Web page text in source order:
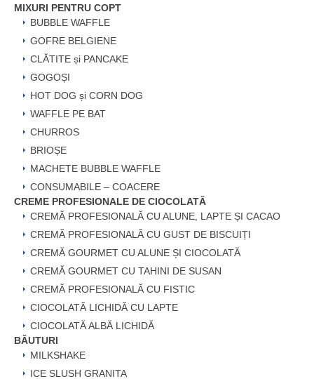
MIXURI PENTRU COPT
BUBBLE WAFFLE
GOFRE BELGIENE
CLĂTITE și PANCAKE
GOGOȘI
HOT DOG și CORN DOG
WAFFLE PE BAT
CHURROS
BRIOȘE
MACHETE BUBBLE WAFFLE
CONSUMABILE – COACERE
CREME PROFESIONALE DE CIOCOLATĂ
CREMĂ PROFESIONALĂ CU ALUNE, LAPTE ȘI CACAO
CREMĂ PROFESIONALĂ CU GUST DE BISCUIȚI
CREMĂ GOURMET CU ALUNE ȘI CIOCOLATĂ
CREMĂ GOURMET CU TAHINI DE SUSAN
CREMĂ PROFESIONALĂ CU FISTIC
CIOCOLATĂ LICHIDĂ CU LAPTE
CIOCOLATĂ ALBĂ LICHIDĂ
BĂUTURI
MILKSHAKE
ICE SLUSH GRANITA